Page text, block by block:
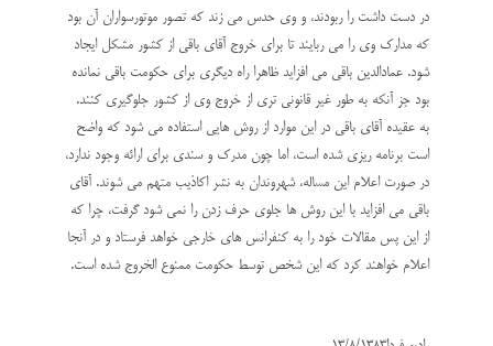
در دست داشت را ربودند، و وي حدس مي زند که تصور موتورسواران آن بود
که مدارک وي را مي ربايند تا براي خروج آقاي باقي از کشور مشکل ايجاد
شود. عمادالدين باقي مي افزايد ظاهرا راه ديگري براي حکومت باقي نمانده
بود جز آنکه به طور غير قانوني تري از خروج وي از کشور جلوگيري کنند.
به عقيده آقاي باقي در اين موارد از روش هايي استفاده مي شود که واضح
است برنامه ريزي شده است، اما چون مدرک و سندي براي ارائه وجود ندارد،
در صورت اعلام اين مساله، شهروندان به نشر اکاذيب متهم مي شوند. آقاي
باقي مي افزايد با اين روش ها جلوي حرف زدن را نمي شود گرفت، چرا که
از اين پس مقالات خود را به کنفرانس هاي خارجي خواهد فرستاد و در آنجا
اعلام خواهند کرد که اين شخص توسط حکومت ممنوع الخروج شده است.